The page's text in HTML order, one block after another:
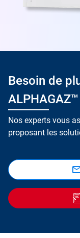
Besoin de
Nos experts vous
proposant les